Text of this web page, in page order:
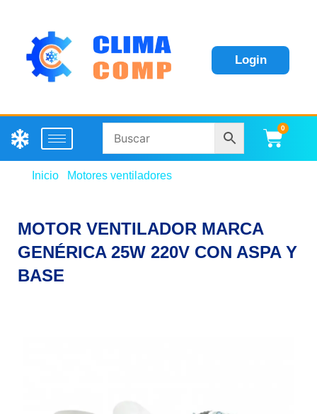
Login
0
Inicio Motores ventiladores
MOTOR VENTILADOR MARCA
GENÉRICA 25W 220V CON ASPA Y
BASE